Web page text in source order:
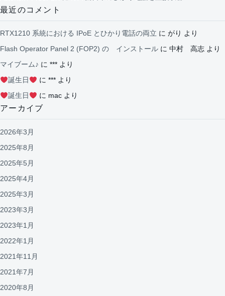
最近のコメント
RTX1210 系統における IPoE とひかり電話の両立 に がり より
Flash Operator Panel 2 (FOP2) の インストール に 中村 高志 より
マイブーム♪ に *** より
誕生日
に ***より
誕生日
に macより
アーカイブ
2026年3月
2025年8月
2025年5月
2025年4月
2025年3月
2023年3月
2023年1月
2022年1月
2021年11月
2021年7月
2020年8月